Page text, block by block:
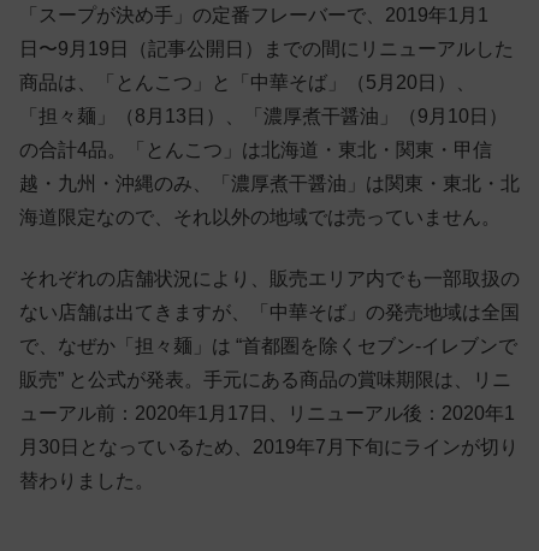
「スープが決め手」の定番フレーバーで、2019年1月1
日〜9月19日（記事公開日）までの間にリニューアルした
商品は、「とんこつ」と「中華そば」（5月20日）、
「担々麺」（8月13日）、「濃厚煮干醤油」（9月10日）
の合計4品。「とんこつ」は北海道・東北・関東・甲信
越・九州・沖縄のみ、「濃厚煮干醤油」は関東・東北・北
海道限定なので、それ以外の地域では売っていません。
それぞれの店舗状況により、販売エリア内でも一部取扱の
ない店舗は出てきますが、「中華そば」の発売地域は全国
で、なぜか「担々麺」は “首都圏を除くセブン-イレブンで
販売” と公式が発表。手元にある商品の賞味期限は、リニ
ューアル前：2020年1月17日、リニューアル後：2020年1
月30日となっているため、2019年7月下旬にラインが切り
替わりました。